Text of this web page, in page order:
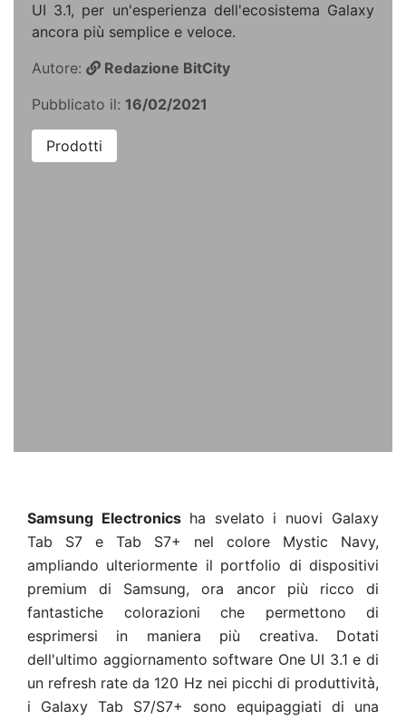
UI 3.1, per un'esperienza dell'ecosistema Galaxy
ancora più semplice e veloce.
Autore:
Redazione BitCity
Pubblicato il: 16/02/2021
Prodotti
Samsung Electronics ha svelato i nuovi Galaxy
Tab S7 e Tab S7+ nel colore Mystic Navy,
ampliando ulteriormente il portfolio di dispositivi
premium di Samsung, ora ancor più ricco di
fantastiche colorazioni che permettono di
esprimersi in maniera più creativa. Dotati
dell'ultimo aggiornamento software One UI 3.1 e di
un refresh rate da 120 Hz nei picchi di produttività,
i Galaxy Tab S7/S7+ sono equipaggiati di una